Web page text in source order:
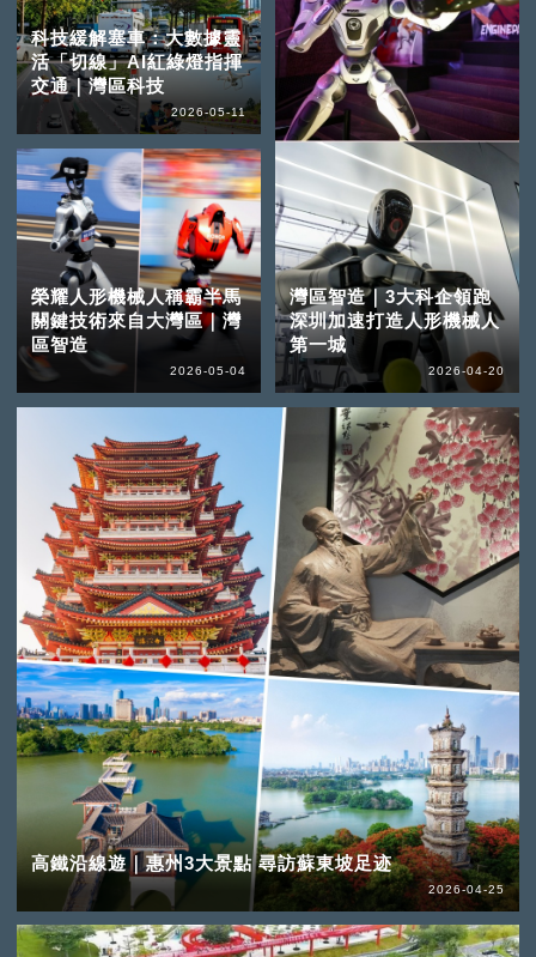
科技緩解塞車：大數據靈
活「切線」AI紅綠燈指揮
交通｜灣區科技
2026-05-11
榮耀人形機械人稱霸半馬
關鍵技術來自大灣區｜灣
區智造
2026-05-04
高鐵沿線遊｜惠州3大景點 尋訪蘇東坡足迹
2026-04-25
灣區智造｜3大科企領跑
深圳加速打造人形機械人
第一城
2026-04-20